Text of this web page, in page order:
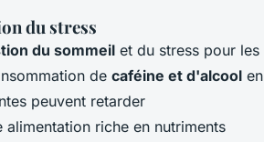
du stress
du sommeil et du stress pour les
de caféine et d'alcool en
peuvent retarder
riche en nutriments